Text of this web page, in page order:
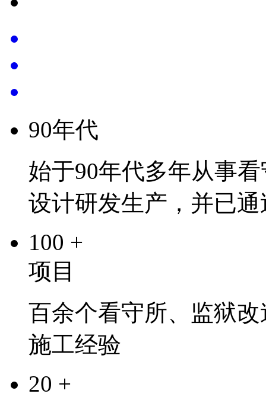
90年代
始于90年代多年从事
设计研发生产，并已
100 +
项目
百余个看守所、监狱
施工经验
20 +